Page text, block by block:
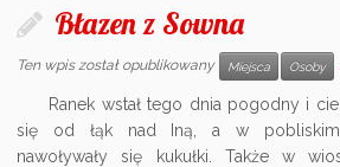
Błazen z Sowna
Ten wpis został opublikowany Miejsca Osoby
Ranek wstał tego dnia pogodny i
się od łąk nad Iną, a w pobliskim
nawoływały się kukułki. Także w